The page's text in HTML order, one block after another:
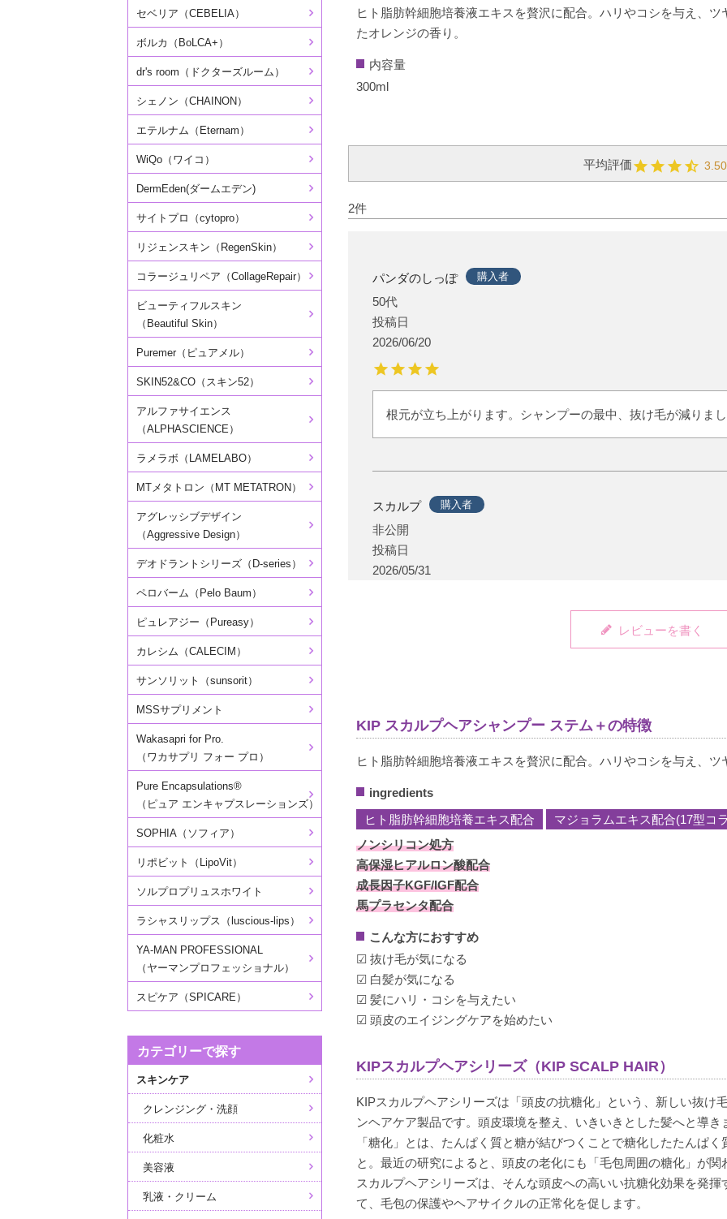
ヒト脂肪幹細胞培養液エキスを贅沢に配合。ハリやコシを与え、
たオレンジの香り。
内容量
300ml
3.50
2
パンダのしっぽ 購入者
50代
投稿日
2026/06/20
根元が立ち上がります。シャンプーの最中、抜け毛が減りまし
スカルプ 購入者
非公開
投稿日
2026/05/31
レビューを書く
KIP スカルプヘアシャンプー ステム＋の特徴
ヒト脂肪幹細胞培養液エキスを贅沢に配合。ハリやコシを与え、ツ
ingredients
ヒト脂肪幹細胞培養エキス配合
マジョラムエキス配合(17型コ
ノンシリコン処方
高保湿ヒアルロン酸配合
成長因子KGF/IGF配合
馬プラセンタ配合
こんな方におすすめ
☑ 抜け毛が気になる
☑ 白髪が気になる
☑ 髪にハリ・コシを与えたい
☑ 頭皮のエイジングケアを始めたい
KIPスカルプヘアシリーズ（KIP SCALP HAIR）
KIPスカルプヘアシリーズは「頭皮の抗糖化」という、新しい抜け
ンヘアケア製品です。頭皮環境を整え、いきいきとした髪へと導き
「糖化」とは、たんぱく質と糖が結びつくことで糖化したたんぱ
と。最近の研究によると、頭皮の老化にも「毛包周囲の糖化」が
スカルプヘアシリーズは、そんな頭皮への高いい抗糖化効果を発
て、毛包の保護やヘアサイクルの正常化を促します。
セベリア（CEBELIA）
ボルカ（BoLCA+）
dr's room（ドクターズルーム）
シェノン（CHAINON）
エテルナム（Eternam）
WiQo（ワイコ）
DermEden(ダームエデン)
サイトプロ（cytopro）
リジェンスキン（RegenSkin）
コラージュリペア（CollageRepair）
ビューティフルスキン
（Beautiful Skin）
Puremer（ピュアメル）
SKIN52&CO（スキン52）
アルファサイエンス
（ALPHASCIENCE）
ラメラボ（LAMELABO）
MTメタトロン（MT METATRON）
アグレッシブデザイン
（Aggressive Design）
デオドラントシリーズ（D-series）
ペロバーム（Pelo Baum）
ピュレアジー（Pureasy）
カレシム（CALECIM）
サンソリット（sunsorit）
MSSサプリメント
Wakasapri for Pro.
（ワカサプリ フォー プロ）
Pure Encapsulations®
（ピュア エンキャプスレーションズ）
SOPHIA（ソフィア）
リポビット（LipoVit）
ソルプロプリュスホワイト
ラシャスリップス（luscious-lips）
YA-MAN PROFESSIONAL
（ヤーマンプロフェッショナル）
スピケア（SPICARE）
カテゴリーで探す
スキンケア
クレンジング・洗顔
化粧水
美容液
乳液・クリーム